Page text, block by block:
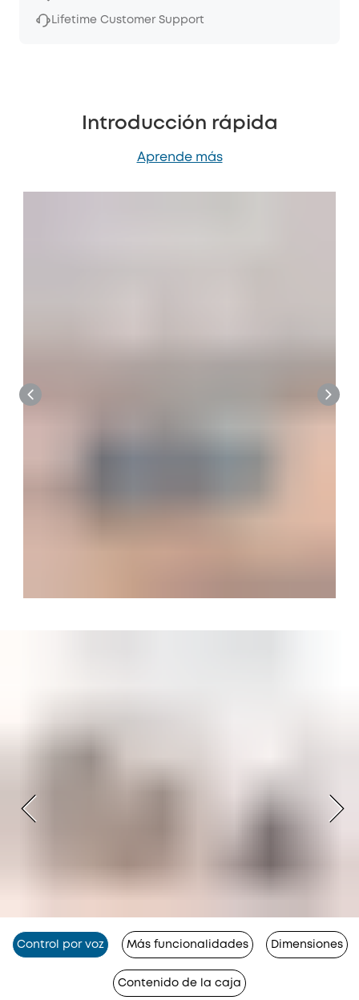
Lifetime Customer Support
Introducción rápida
Aprende más
Control por voz Más funcionalidades Dimensiones
Contenido de la caja